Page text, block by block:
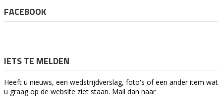
FACEBOOK
IETS TE MELDEN
Heeft u nieuws, een wedstrijdverslag, foto's of een ander item wat
u graag op de website ziet staan. Mail dan naar